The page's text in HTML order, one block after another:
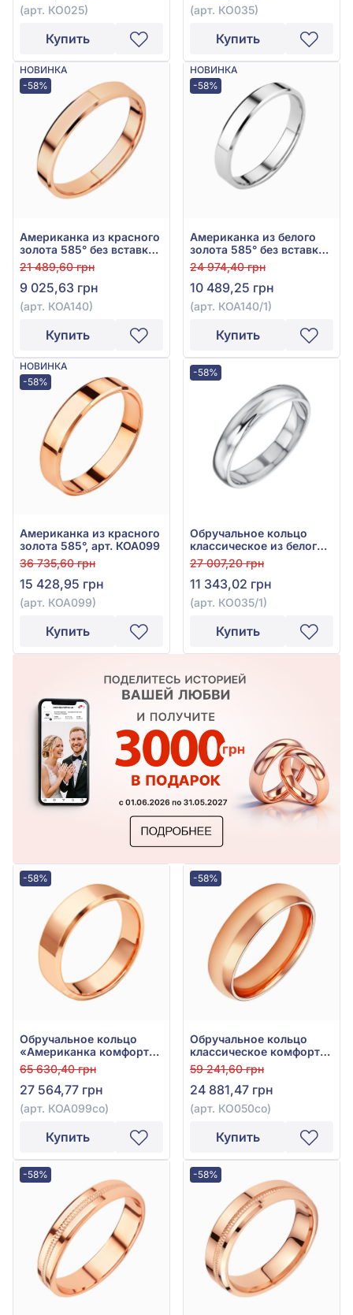
(арт. КО025)
Купить
(арт. КО035)
Купить
НОВИНКА
-58%
Американка из красного
золота 585° без вставки,
арт. КОА 140
21 489,60 грн
9 025,63 грн
(арт. КОА140)
Купить
НОВИНКА
-58%
Американка из белого
золота 585° без вставки,
арт. КОА 140/1
24 974,40 грн
10 489,25 грн
(арт. КОА140/1)
Купить
НОВИНКА
-58%
Американка из красного
золота 585°, арт. КОА099
36 735,60 грн
15 428,95 грн
(арт. КОА099)
Купить
-58%
Обручальное кольцо
классическое из белого
золота 585°, без вставки,
арт. КО035/1
27 007,20 грн
11 343,02 грн
(арт. КО035/1)
Купить
-58%
Обручальное кольцо
«Американка комфорт»
из красного золота 585°
без вставки, арт. КОА
099со
65 630,40 грн
27 564,77 грн
(арт. КОА099со)
Купить
-58%
Обручальное кольцо
классическое комфорт
из красного золота 585°
без вставки, арт.
КО050со
59 241,60 грн
24 881,47 грн
(арт. КО050со)
Купить
-58% -58%